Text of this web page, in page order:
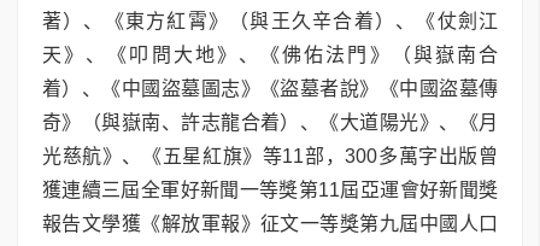
著）、《東方紅霄》（與王久辛合着）、《仗劍江
天》、《叩問大地》、《佛佑法門》（與嶽南合
着）、《中國盜墓圖志》《盜墓者說》《中國盜墓傳
奇》（與嶽南、許志龍合着）、《大道陽光》、《月
光慈航》、《五星紅旗》等11部，300多萬字出版曾
獲連續三屆全軍好新聞一等獎第11屆亞運會好新聞獎
報告文學獲《解放軍報》征文一等獎第九屆中國人口